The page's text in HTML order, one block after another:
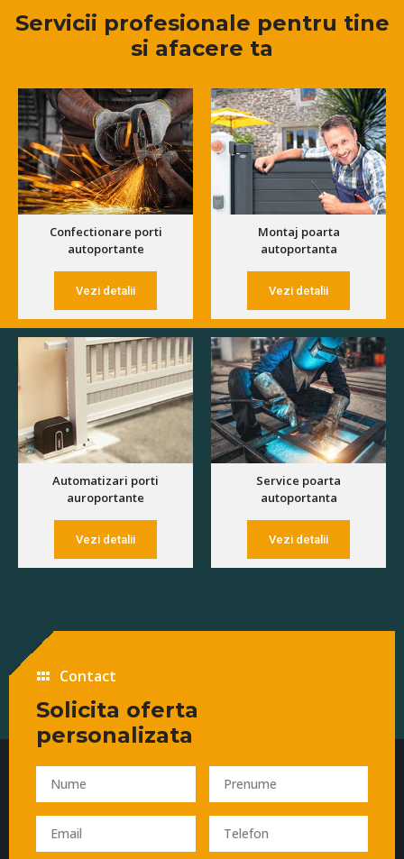
Servicii profesionale pentru tine
si afacere ta
Confectionare porti
autoportante
Vezi detalii
Montaj poarta
autoportanta
Vezi detalii
Automatizari porti
auroportante
Vezi detalii
Service poarta
autoportanta
Vezi detalii
Contact
Solicita oferta
personalizata